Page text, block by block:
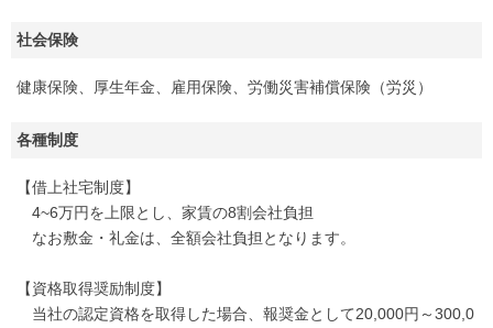
社会保険
健康保険、厚生年金、雇用保険、労働災害補償保険（労災）
各種制度
【借上社宅制度】
4~6万円を上限とし、家賃の8割会社負担
なお敷金・礼金は、全額会社負担となります。
【資格取得奨励制度】
当社の認定資格を取得した場合、報奨金として20,000円～300,0